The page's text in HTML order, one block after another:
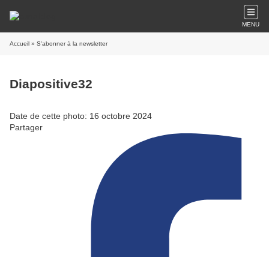
MENU
Accueil » S'abonner à la newsletter
Diapositive32
Date de cette photo: 16 octobre 2024
Partager